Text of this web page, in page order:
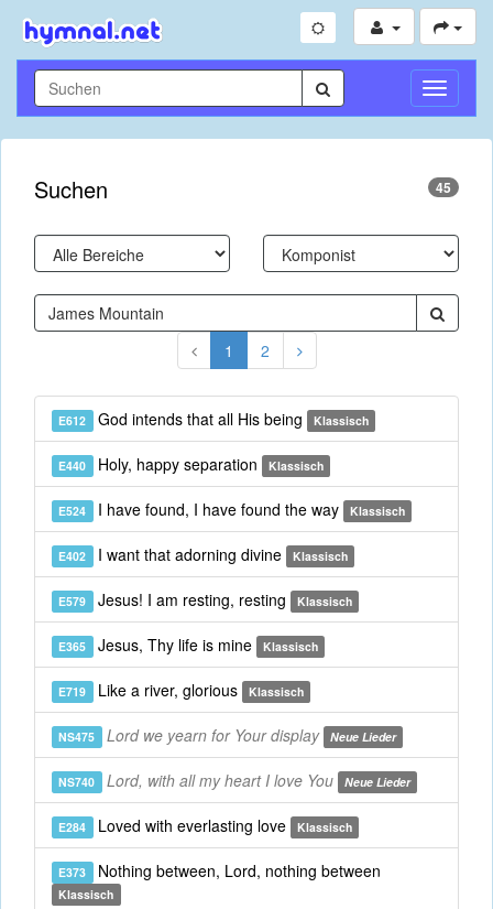
Suchen 45
1 2
E612 God intends that all His being Klassisch
E440 Holy, happy separation Klassisch
E524 I have found, I have found the way Klassisch
E402 I want that adorning divine Klassisch
E579 Jesus! I am resting, resting Klassisch
E365 Jesus, Thy life is mine Klassisch
E719 Like a river, glorious Klassisch
NS475 Lord we yearn for Your display Neue Lieder
NS740 Lord, with all my heart I love You Neue Lieder
E284 Loved with everlasting love Klassisch
E373 Nothing between, Lord, nothing between
Klassisch